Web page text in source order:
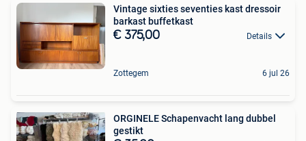
Vintage sixties seventies kast dressoir
barkast buffetkast
€ 375,00 Details
Zottegem 6 jul 26
ORGINELE Schapenvacht lang dubbel
gestikt